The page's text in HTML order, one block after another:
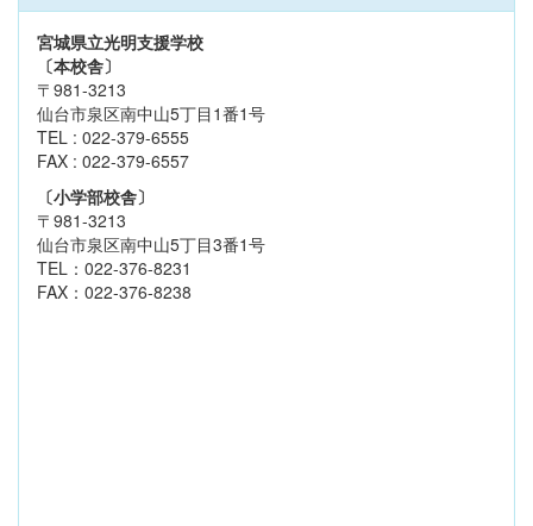
宮城県立光明支援学校
〔本校舎〕
〒981-3213
仙台市泉区南中山5丁目1番1号
TEL : 022-379-6555
FAX : 022-379-6557
〔小学部校舎〕
〒981-3213
仙台市泉区南中山5丁目3番1号
TEL：022-376-8231
FAX：022-376-8238